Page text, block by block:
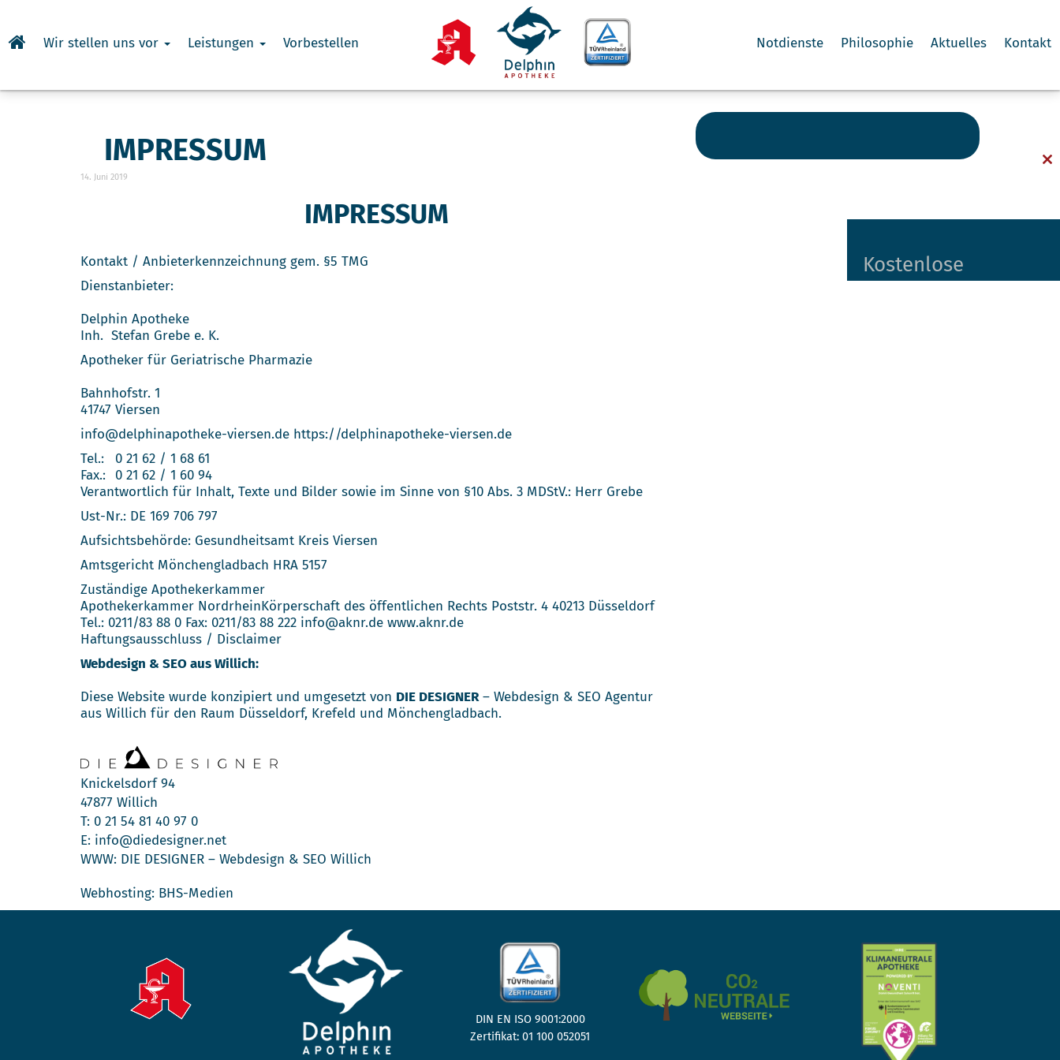
Wir stellen uns vor Leistungen Vorbestellen Notdienste Philosophie Aktuelles Kontakt
IMPRESSUM
14. Juni 2019
IMPRESSUM
Kontakt / Anbieterkennzeichnung gem. §5 TMG
Dienstanbieter:
Delphin Apotheke
Inh. Stefan Grebe e. K.
Apotheker für Geriatrische Pharmazie
Bahnhofstr. 1
41747 Viersen
info@delphinapotheke-viersen.de https://delphinapotheke-viersen.de
Tel.:
0 21 62 / 1 68 61
Fax.:
0 21 62 / 1 60 94
Verantwortlich für Inhalt, Texte und Bilder sowie im Sinne von §10 Abs. 3 MDStV.: Herr Grebe
Ust-Nr.: DE 169 706 797
Aufsichtsbehörde: Gesundheitsamt Kreis Viersen
Amtsgericht Mönchengladbach HRA 5157
Zuständige Apothekerkammer
Apothekerkammer NordrheinKörperschaft des öffentlichen Rechts Poststr. 4 40213 Düsseldorf
Tel.: 0211/83 88 0 Fax: 0211/83 88 222 info@aknr.de www.aknr.de
Haftungsausschluss / Disclaimer
Webdesign & SEO aus Willich:
Diese Website wurde konzipiert und umgesetzt von DIE DESIGNER– Webdesign & SEO Agentur
aus Willich für den Raum Düsseldorf, Krefeld und Mönchengladbach.
Knickelsdorf 94
47877 Willich
T: 0 21 54 81 40 97 0
E: info@diedesigner.net
WWW: DIE DESIGNER – Webdesign & SEO Willich
Webhosting: BHS-Medien
DIN EN ISO 9001:2000
Zertifikat: 01 100 052051
Kostenlose